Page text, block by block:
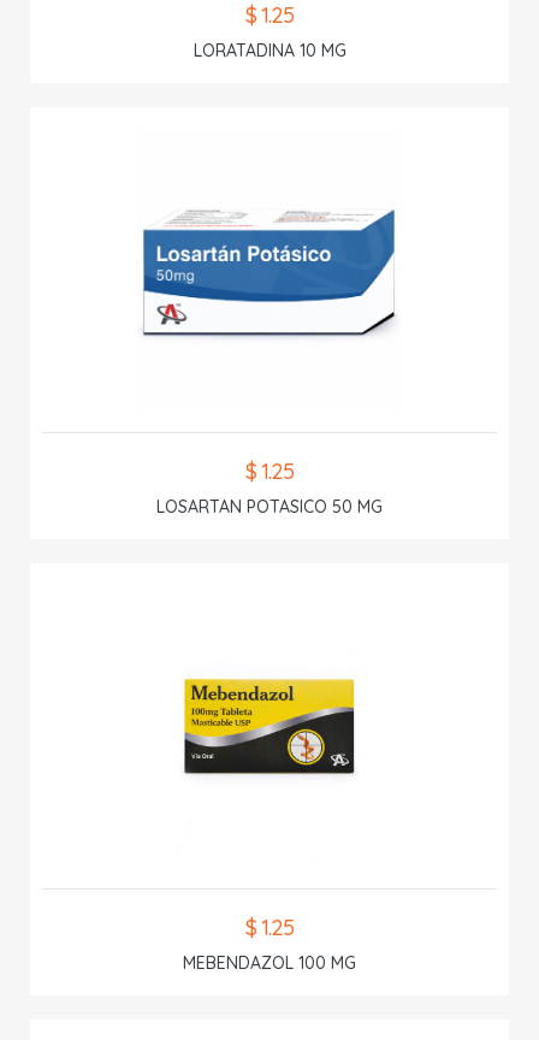
$ 1.25
LORATADINA 10 MG
$ 1.25
LOSARTAN POTASICO 50 MG
$ 1.25
MEBENDAZOL 100 MG